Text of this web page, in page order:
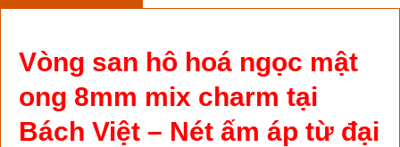
Vòng san hô hoá ngọc mật
ong 8mm mix charm tại
Bách Việt – Nét ấm áp từ đại